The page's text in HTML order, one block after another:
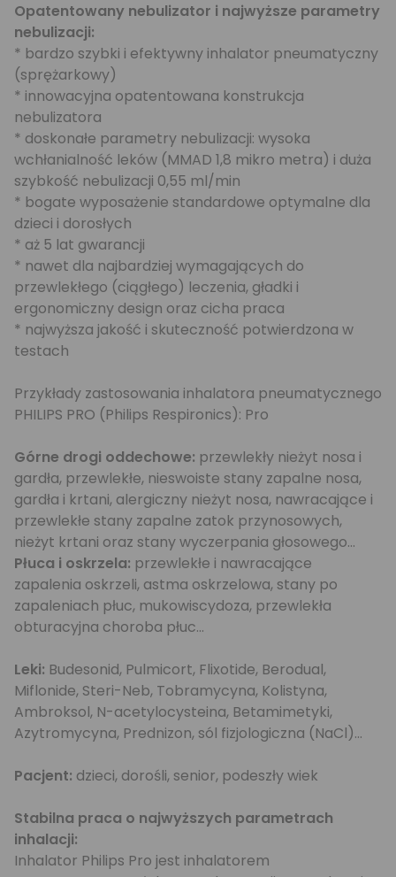
Opatentowany nebulizator i najwyższe parametry
nebulizacji:
* bardzo szybki i efektywny inhalator pneumatyczny
(sprężarkowy)
* innowacyjna opatentowana konstrukcja
nebulizatora
* doskonałe parametry nebulizacji: wysoka
wchłanialność leków (MMAD 1,8 mikro metra) i duża
szybkość nebulizacji 0,55 ml/min
* bogate wyposażenie standardowe optymalne dla
dzieci i dorosłych
* aż 5 lat gwarancji
* nawet dla najbardziej wymagających do
przewlekłego (ciągłego) leczenia, gładki i
ergonomiczny design oraz cicha praca
* najwyższa jakość i skuteczność potwierdzona w
testach
Przykłady zastosowania inhalatora pneumatycznego
PHILIPS PRO (Philips Respironics): Pro
Górne drogi oddechowe: przewlekły nieżyt nosa i
gardła, przewlekłe, nieswoiste stany zapalne nosa,
gardła i krtani, alergiczny nieżyt nosa, nawracające i
przewlekłe stany zapalne zatok przynosowych,
nieżyt krtani oraz stany wyczerpania głosowego...
Płuca i oskrzela: przewlekłe i nawracające
zapalenia oskrzeli, astma oskrzelowa, stany po
zapaleniach płuc, mukowiscydoza, przewlekła
obturacyjna choroba płuc...
Leki: Budesonid, Pulmicort, Flixotide, Berodual,
Miflonide, Steri-Neb, Tobramycyna, Kolistyna,
Ambroksol, N-acetylocysteina, Betamimetyki,
Azytromycyna, Prednizon, sól fizjologiczna (NaCl)...
Pacjent: dzieci, dorośli, senior, podeszły wiek
Stabilna praca o najwyższych parametrach
inhalacji:
Inhalator Philips Pro jest inhalatorem